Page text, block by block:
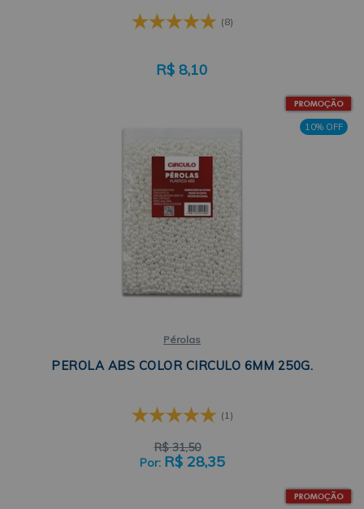
(8)
R$ 8,10
10% OFF
Pérolas
PEROLA ABS COLOR CIRCULO 6MM 250G.
(1)
R$ 31,50
R$ 28,35